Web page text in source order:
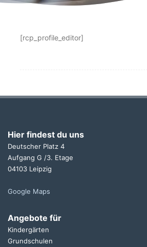
[rcp_profile_editor]
Hier findest du uns
Deutscher Platz 4
Aufgang G /3. Etage
04103 Leipzig
Google Maps
Angebote für
Kindergärten
Grundschulen